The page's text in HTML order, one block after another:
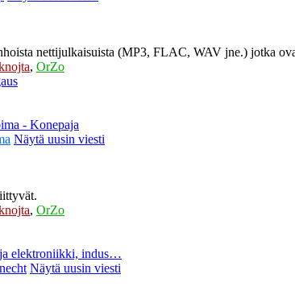
nettijulkaisuista (MP3, FLAC, WAV jne.) jotka
, OrZo
- Konepaja
Näytä uusin viesti
, OrZo
elektroniikki, indus…
Näytä uusin viesti